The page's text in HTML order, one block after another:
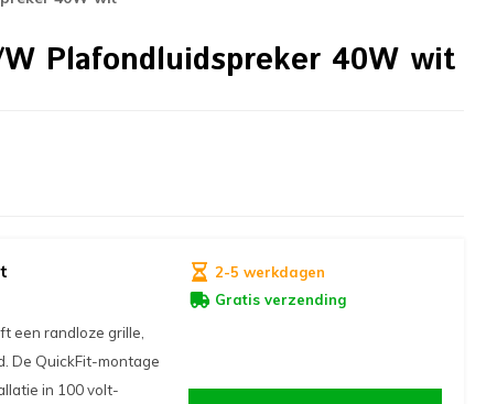
Plafondluidspreker 40W wit
een randloze grille,
De QuickFit-montage
in 100 volt-
2-5 werkdagen
Gratis verzending